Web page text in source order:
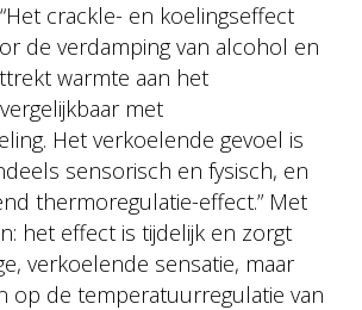
crackle- en koelingseffect
de verdamping van alcohol en
warmte aan het
met
Het verkoelende gevoel is
sensorisch en fysisch, en
thermoregulatie-effect.” Met
het effect is tijdelijk en zorgt
verkoelende sensatie, maar
op de temperatuurregulatie van